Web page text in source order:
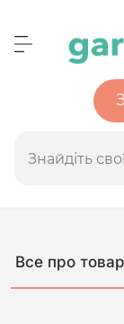
Все про товар